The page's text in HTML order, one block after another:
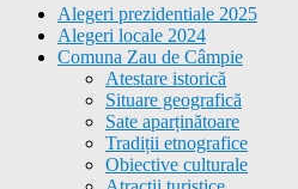
Alegeri prezidentiale 2025
Alegeri locale 2024
Comuna Zau de Câmpie
Atestare istorică
Situare geografică
Sate aparținătoare
Tradiții etnografice
Obiective culturale